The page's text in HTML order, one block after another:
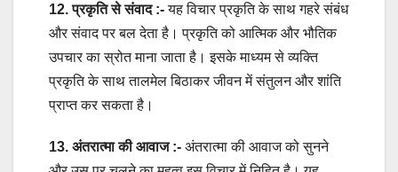
12. प्रकृति से संवाद :-यह विचार प्रकृति के साथ गहरे संबंध
और संवाद पर बल देता है। प्रकृति को आत्मिक और भौतिक
उपचार का स्रोत माना जाता है। इसके माध्यम से व्यक्ति
प्रकृति के साथ तालमेल बिठाकर जीवन में संतुलन और शांति
प्राप्त कर सकता है।
13. अंतरात्मा की आवाज :- अंतरात्मा की आवाज को सुनने